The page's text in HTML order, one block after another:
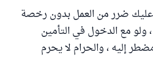
عليك ضرر من العمل بدون رخصة
مع الدخول في التأمين
إليه ، والحرام لا يحرم